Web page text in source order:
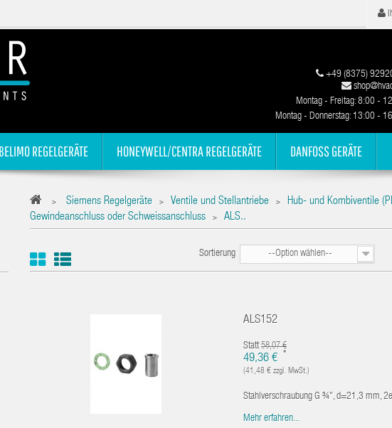
+49 (8375)
Montag - Freitag: 8:00 -
Montag - Donnerstag: 13:00 -
BELIMO REGELGERÄTE HONEYWELL/CENTRA REGELGERÄTE DANFOSS GERÄTE
> Siemens Regelgeräte > Ventile und Stellantriebe > Hub- und Kombiventile
Gewindeanschluss oder Schweissanschluss
> ALS..
Sortierung --Option wählen--
ALS152
Statt58,07 €
49,36 € *
(41,48 € zzgl. MwSt.)
Stahlverschraubung G ¾", d=21,3 mm,
Mehr erfahren...